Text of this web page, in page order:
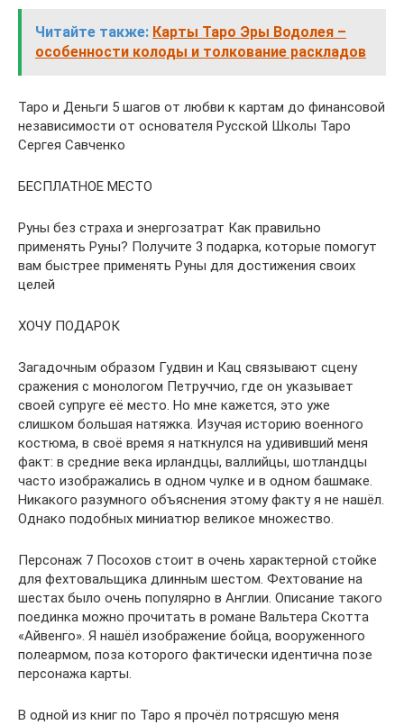
Читайте также: Карты Таро Эры Водолея –
особенности колоды и толкование раскладов
Таро и Деньги 5 шагов от любви к картам до финансовой
независимости от основателя Русской Школы Таро
Сергея Савченко
БЕСПЛАТНОЕ МЕСТО
Руны без страха и энергозатрат Как правильно
применять Руны? Получите 3 подарка, которые помогут
вам быстрее применять Руны для достижения своих
целей
ХОЧУ ПОДАРОК
Загадочным образом Гудвин и Кац связывают сцену
сражения с монологом Петруччио, где он указывает
своей супруге её место. Но мне кажется, это уже
слишком большая натяжка. Изучая историю военного
костюма, в своё время я наткнулся на удививший меня
факт: в средние века ирландцы, валлийцы, шотландцы
часто изображались в одном чулке и в одном башмаке.
Никакого разумного объяснения этому факту я не нашёл.
Однако подобных миниатюр великое множество.
Персонаж 7 Посохов стоит в очень характерной стойке
для фехтовальщика длинным шестом. Фехтование на
шестах было очень популярно в Англии. Описание такого
поединка можно прочитать в романе Вальтера Скотта
«Айвенго». Я нашёл изображение бойца, вооруженного
полеармом, поза которого фактически идентична позе
персонажа карты.
В одной из книг по Таро я прочёл потрясшую меня